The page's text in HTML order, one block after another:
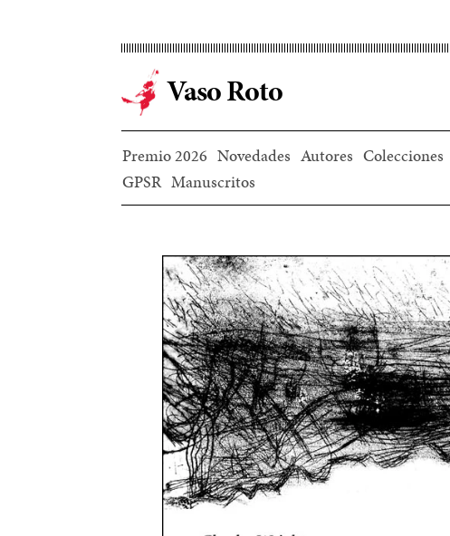
contenido
principalVaso Roto
Premio 2026 Novedades Autores Colecciones
GPSR Manuscritos